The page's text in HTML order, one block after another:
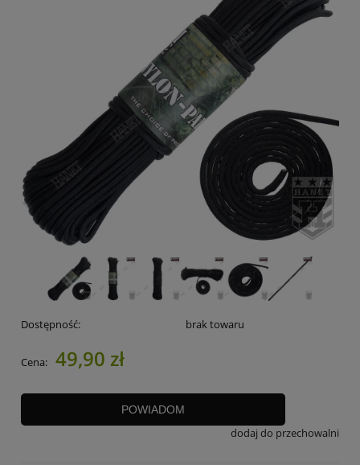
Dostępność: brak towaru
Cena: 49,90 zł
POWIADOM
dodaj do przechowalni